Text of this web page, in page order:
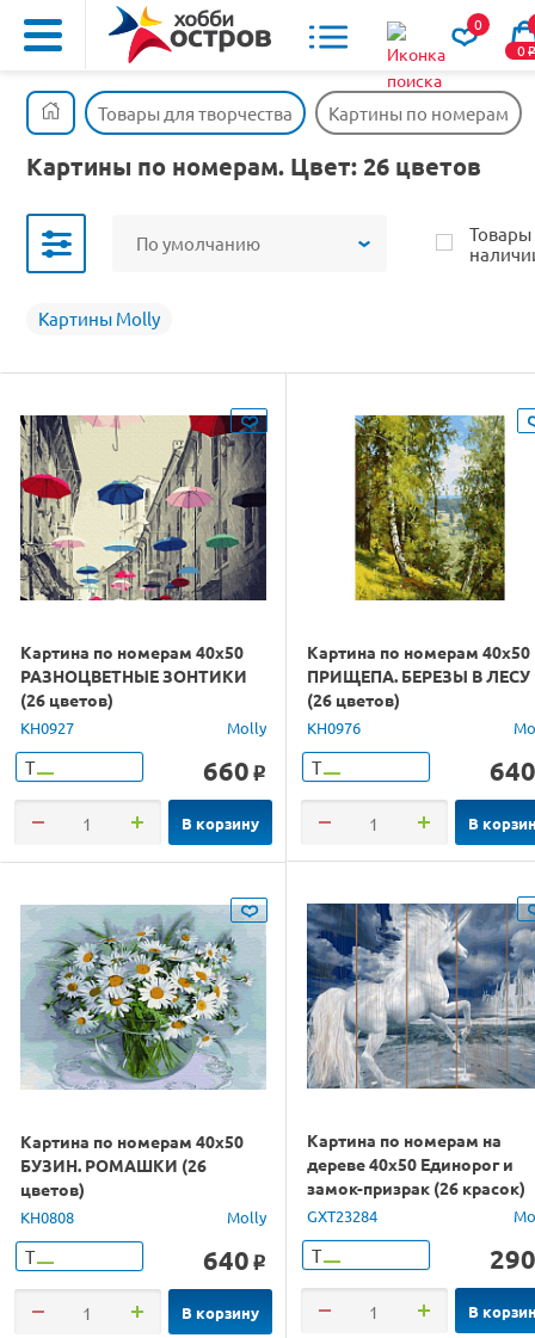
0
0o
Товары для творчества Картины по номерам
Картины по номерам. Цвет: 26 цветов
По умолчанию
Товары
Картины Molly
Картина по номерам 40х50
РАЗНОЦВЕТНЫЕ ЗОНТИКИ
(26 цветов)
KH0927 Molly
Т 660 o
В корзину
Картина по номерам 40х50
ПРИЩЕПА. БЕРЕЗЫ В ЛЕСУ
(26 цветов)
KH0976
Т 640
В
Картина по номерам 40х50
БУЗИН. РОМАШКИ (26
цветов)
KH0808 Molly
Т 640 o
В корзину
Картина по номерам на
дереве 40х50 Единорог и
замок-призрак (26 красок)
GXT23284
Т 290
В